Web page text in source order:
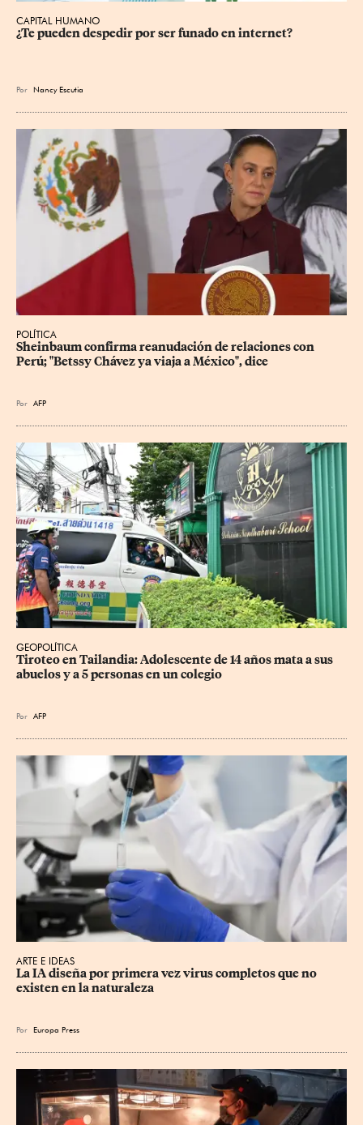
CAPITAL HUMANO
¿Te pueden despedir por ser funado en internet?
Por Nancy Escutia
POLÍTICA
Sheinbaum confirma reanudación de relaciones con
Perú; "Betssy Chávez ya viaja a México", dice
Por AFP
GEOPOLÍTICA
Tiroteo en Tailandia: Adolescente de 14 años mata a sus
abuelos y a 5 personas en un colegio
Por AFP
ARTE E IDEAS
La IA diseña por primera vez virus completos que no
existen en la naturaleza
Por Europa Press